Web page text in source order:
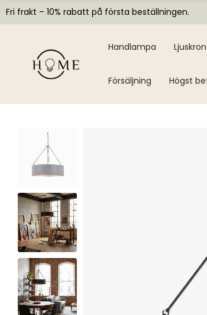
Fri frakt – 10% rabatt på första beställningen.
Handlampa
Försäljning Högst